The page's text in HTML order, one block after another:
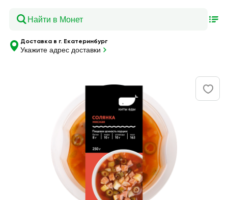
Доставка в г. Екатеринбург
Укажите адрес доставки